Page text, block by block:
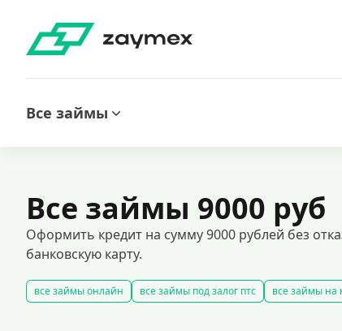
Все займы
Все займы 9000 руб
Оформить кредит на сумму 9000 рублей без
банковскую карту.
все займы онлайн все займы под залог птс все займы на